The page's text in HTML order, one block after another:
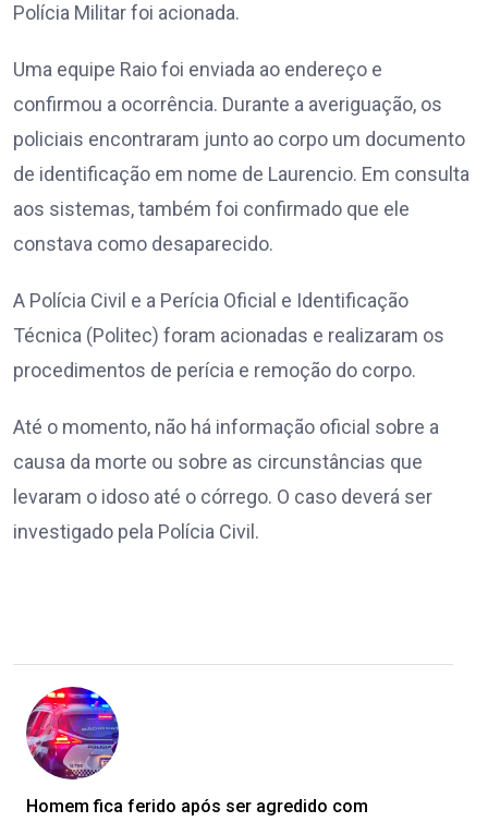
Polícia Militar foi acionada.
Uma equipe Raio foi enviada ao endereço e
confirmou a ocorrência. Durante a averiguação, os
policiais encontraram junto ao corpo um documento
de identificação em nome de Laurencio. Em consulta
aos sistemas, também foi confirmado que ele
constava como desaparecido.
A Polícia Civil e a Perícia Oficial e Identificação
Técnica (Politec) foram acionadas e realizaram os
procedimentos de perícia e remoção do corpo.
Até o momento, não há informação oficial sobre a
causa da morte ou sobre as circunstâncias que
levaram o idoso até o córrego. O caso deverá ser
investigado pela Polícia Civil.
Homem fica ferido após ser agredido com